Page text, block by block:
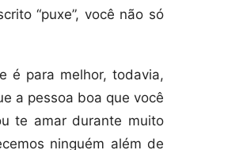
“puxe”, você não só
é para melhor, todavia,
a pessoa boa que você
te amar durante muito
ninguém além de